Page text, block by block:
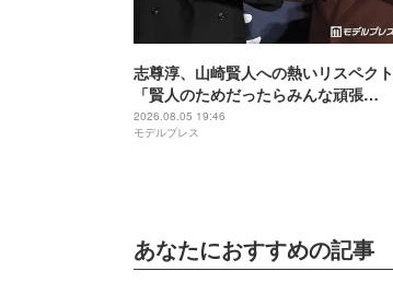
志尊淳、山崎賢人への熱いリスペクト
「賢人のためだったらみんな頑張
る」“信”としての姿を絶賛【キングダ
ム 魂の決戦】
2026.08.05 19:46
モデルプレス
あなたにおすすめの記事